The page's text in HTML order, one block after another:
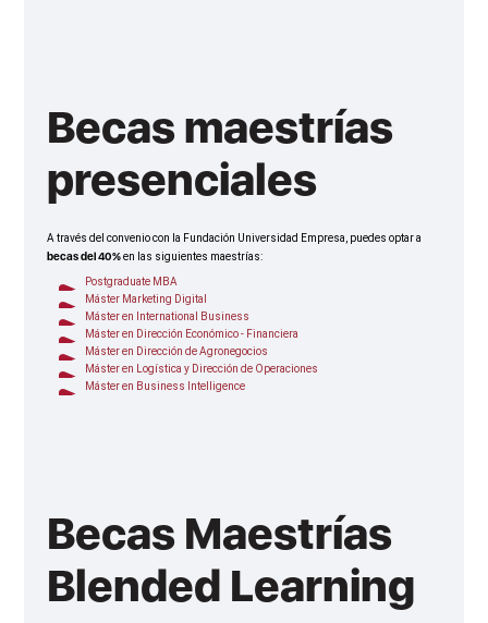
Becas maestrías
presenciales
A través del convenio con la Fundación Universidad Empresa, puedes optar a
becas del 40%en las siguientes maestrías:
Postgraduate MBA
Máster Marketing Digital
Máster en International Business
Máster en Dirección Económico - Financiera
Máster en Dirección de Agronegocios
Máster en Logística y Dirección de Operaciones
Máster en Business Intelligence
Becas Maestrías
Blended Learning